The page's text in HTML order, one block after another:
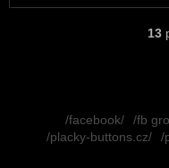
13
/facebook/ /fb
/placky-buttons.cz/
/